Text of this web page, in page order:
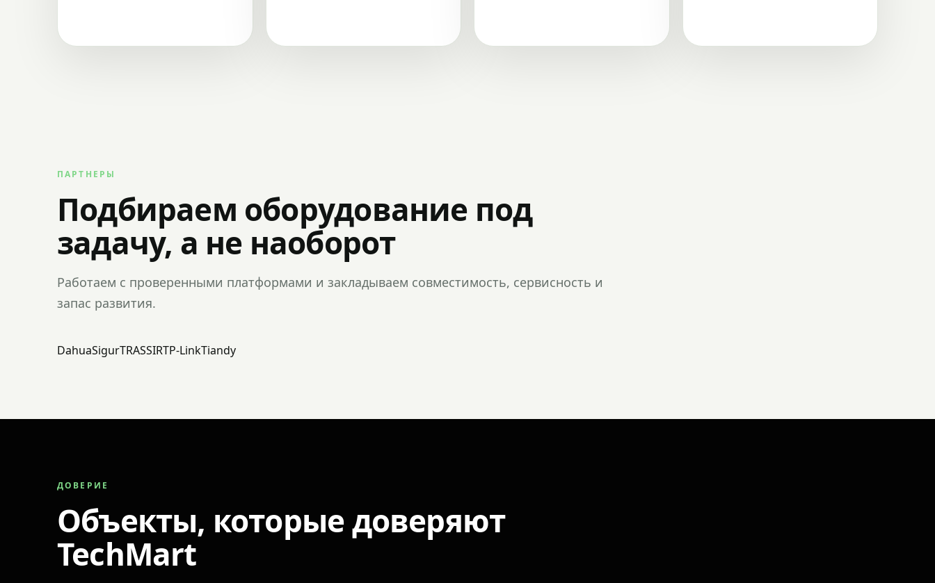
ПАРТНЕРЫ
Подбираем оборудование под
задачу, а не наоборот
Работаем с проверенными платформами и закладываем совместимость, сервисность и
запас развития.
DahuaSigurTRASSIRTP-LinkTiandy
ДОВЕРИЕ
Объекты, которые доверяют
TechMart